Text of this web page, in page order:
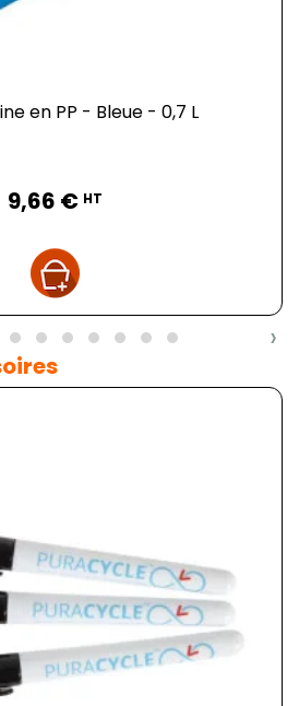
en PP - Bleue - 0,7 L
9,66 € HT
›